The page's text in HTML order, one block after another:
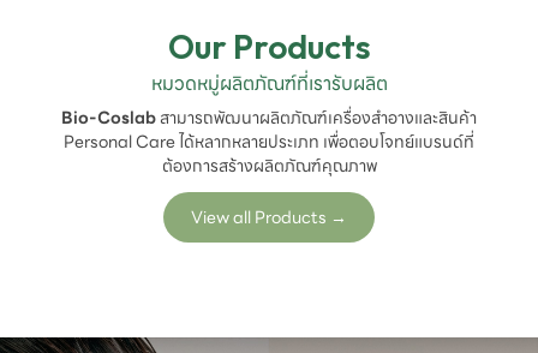
Our Products
หมวดหมู่ผลิตภัณฑ์ที่เรารับผลิต
Bio-Coslabสามารถพัฒนาผลิตภัณฑ์เครื่องสำอางและสินค้า
Personal Care ได้หลากหลายประเภท เพื่อตอบโจทย์แบรนด์ที่
ต้องการสร้างผลิตภัณฑ์คุณภาพ
View all Products →